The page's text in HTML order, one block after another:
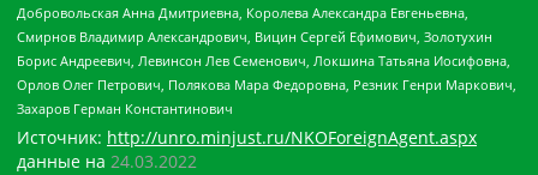
Добровольская Анна Дмитриевна, Королева Александра Евгеньевна,
Смирнов Владимир Александрович, Вицин Сергей Ефимович, Золотухин
Борис Андреевич, Левинсон Лев Семенович, Локшина Татьяна Иосифовна,
Орлов Олег Петрович, Полякова Мара Федоровна, Резник Генри Маркович,
Захаров Герман Константинович
Источник: http://unro.minjust.ru/NKOForeignAgent.aspx
данные на 24.03.2022